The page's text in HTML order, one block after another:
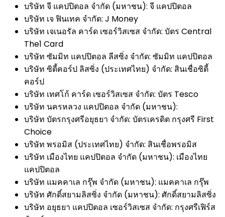
บริษัท จี แคปปิตอล จำกัด (มหาชน): จี แคปปิตอล
บริษัท เจ ฟินเทค จำกัด: J Money
บริษัท เจเนอรัล คาร์ด เซอร์วิสเซส จำกัด: บัตร Central
The1 Card
บริษัท ซัมมิท แคปปิตอล ลีสซิ่ง จำกัด: ซัมมิท แคปปิตอล
บริษัท ซิตี้คอร์ป ลิสซิ่ง (ประเทศไทย) จำกัด: สินเชื่อซิตี้
คอร์ป
บริษัท เทศโก้ คาร์ด เซอร์วิสเซส จำกัด: บัตร Tesco
บริษัท นครหลวง แคปปิตอล จำกัด (มหาชน):
บริษัท บัตรกรุงศรีอยุธยา จำกัด: บัตรเครดิต กรุงศรี First
Choice
บริษัท พรอมิส (ประเทศไทย) จำกัด: สินเชื่อพรอมิส
บริษัท เมืองไทย แคปปิตอล จำกัด (มหาชน): เมืองไทย
แคปปิตอล
บริษัท แมคคาเล กรุ๊พ จำกัด (มหาชน): แมคคาเล กรุ๊พ
บริษัท ศักดิ์สยามลิสซิ่ง จำกัด (มหาชน): ศักดิ์สยามลิสซิ่ง
บริษัท อยุธยา แคปปิตอล เซอร์วิสเซส จำกัด: กรุงศรีเฟิร์ส